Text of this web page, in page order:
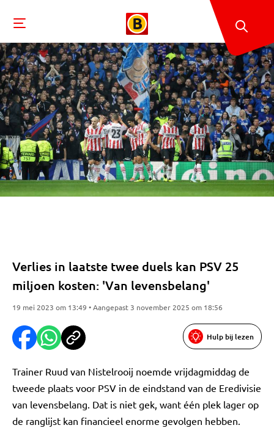
Verlies in laatste twee duels kan PSV 25
miljoen kosten: 'Van levensbelang'
19 mei 2023 om 13:49 • Aangepast 3 november 2025 om 18:56
Hulp bij lezen
Trainer Ruud van Nistelrooij noemde vrijdagmiddag de
tweede plaats voor PSV in de eindstand van de Eredivisie
van levensbelang. Dat is niet gek, want één plek lager op
de ranglijst kan financieel enorme gevolgen hebben.